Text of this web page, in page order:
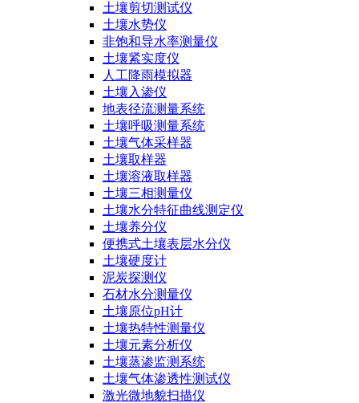
土壤剪切测试仪
土壤水势仪
非饱和导水率测量仪
土壤紧实度仪
人工降雨模拟器
土壤入渗仪
地表径流测量系统
土壤呼吸测量系统
土壤气体采样器
土壤取样器
土壤溶液取样器
土壤三相测量仪
土壤水分特征曲线测定仪
土壤养分仪
便携式土壤表层水分仪
土壤硬度计
泥炭探测仪
石材水分测量仪
土壤原位pH计
土壤热特性测量仪
土壤元素分析仪
土壤蒸渗监测系统
土壤气体渗透性测试仪
激光微地貌扫描仪